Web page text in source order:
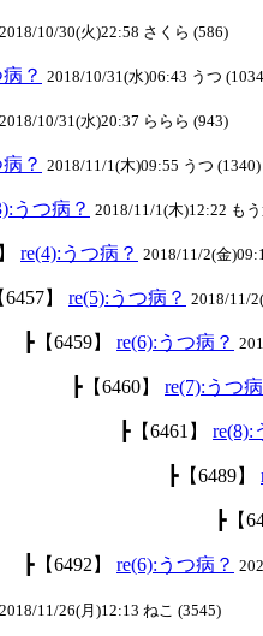
2018/10/30(火)22:58 さくら (586)
？ 2018/10/31(水)06:43 うつ
2018/10/31(水)20:37 ららら (943)
？ 2018/11/1(木)09:55 うつ (1340)
うつ病？ 2018/11/1(木)12:22 も
re(4):うつ病？ 2018/11/2(金
6457】 re(5):うつ病？ 2018/11/
┣【6459】 re(6):うつ病？
┣【6460】 re(7):うつ
┣【6461】 re(8):
┣【6489】
┣【
┣【6492】 re(6):うつ病？
2018/11/26(月)12:13 ねこ (3545)